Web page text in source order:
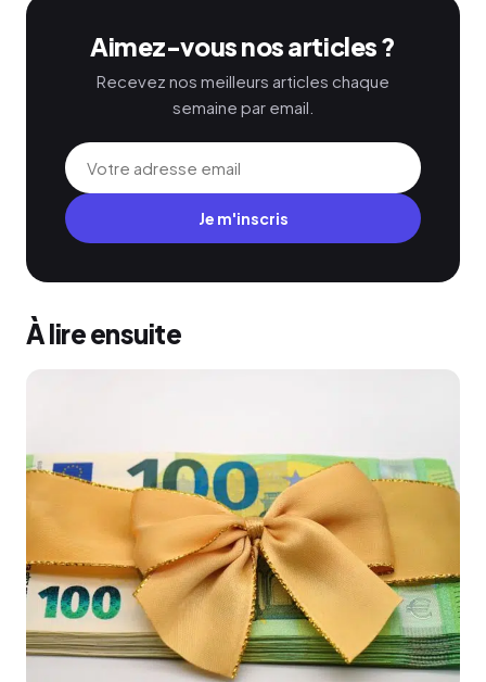
Aimez-vous nos articles ?
Recevez nos meilleurs articles chaque
semaine par email.
Je m'inscris
À lire ensuite